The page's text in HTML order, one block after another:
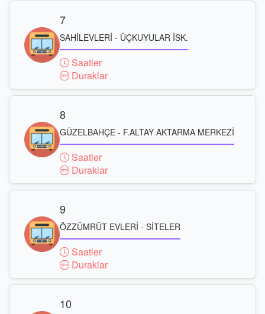
7
SAHİLEVLERİ - ÜÇKUYULAR İSK.
Saatler
Duraklar
8
GÜZELBAHÇE - F.ALTAY AKTARMA MERKEZİ
Saatler
Duraklar
9
ÖZZÜMRÜT EVLERİ - SİTELER
Saatler
Duraklar
10